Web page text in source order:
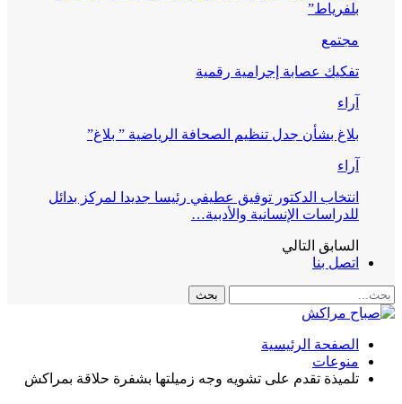
بلفرياط”
مجتمع
تفكيك عصابة إجرامية رقمية
آراء
بلاغ بشأن جدل تنظيم الصحافة الرياضية ” بلاغ”
آراء
انتخاب الدكتور توفيق عطيفي رئيسا جديدا لمركز بدائل
للدراسات الإنسانية والأدبية…
السابق التالي
اتصل بنا
الصفحة الرئيسية
منوعات
تلميذة تقدم على تشويه وجه زميلتها بشفرة حلاقة بمراكش